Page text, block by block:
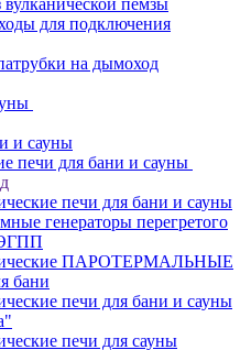
пемзы
для подключения
на дымоход
и сауны
печи для бани и сауны
печи для бани и сауны
генераторы перегретого
ПАРОТЕРМАЛЬНЫЕ
бани
печи для бани и сауны
печи для сауны